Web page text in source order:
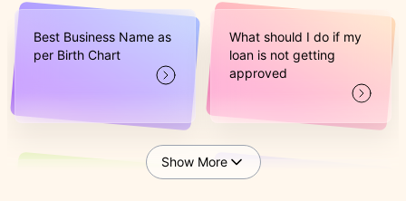
Best Business Name as
per Birth Chart
What should I do if my
loan is not getting
approved
Show More